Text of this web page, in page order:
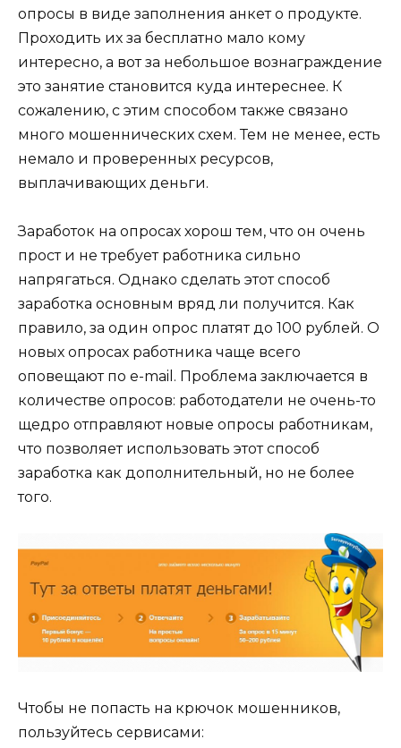
опросы в виде заполнения анкет о продукте.
Проходить их за бесплатно мало кому
интересно, а вот за небольшое вознаграждение
это занятие становится куда интереснее. К
сожалению, с этим способом также связано
много мошеннических схем. Тем не менее, есть
немало и проверенных ресурсов,
выплачивающих деньги.
Заработок на опросах хорош тем, что он очень
прост и не требует работника сильно
напрягаться. Однако сделать этот способ
заработка основным вряд ли получится. Как
правило, за один опрос платят до 100 рублей. О
новых опросах работника чаще всего
оповещают по e-mail. Проблема заключается в
количестве опросов: работодатели не очень-то
щедро отправляют новые опросы работникам,
что позволяет использовать этот способ
заработка как дополнительный, но не более
того.
Чтобы не попасть на крючок мошенников,
пользуйтесь сервисами: